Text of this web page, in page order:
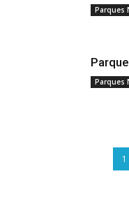
Parques
Parques
1